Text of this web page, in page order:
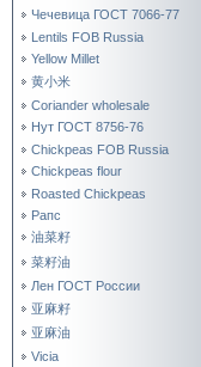
Чечевица ГОСТ 7066-77
Lentils FOB Russia
Yellow Millet
黄小米
Coriander wholesale
Нут ГОСТ 8756-76
Chickpeas FOB Russia
Chickpeas flour
Roasted Chickpeas
Рапс
油菜籽
菜籽油
Лен ГОСТ России
亚麻籽
亚麻油
Vicia